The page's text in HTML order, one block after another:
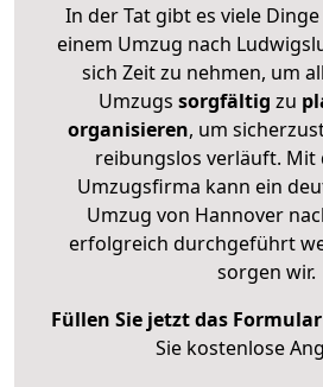
In der Tat gibt es viele
einem Umzug nach
sich Zeit zu nehmen, um
Umzugs sorgfältig zu
organisieren, um
reibungslos verläuft. Mit
Umzugsfirma kann ein
Umzug von Hannover
erfolgreich durchgeführt
sorgen wir.
Füllen Sie jetzt das
Sie kostenlose